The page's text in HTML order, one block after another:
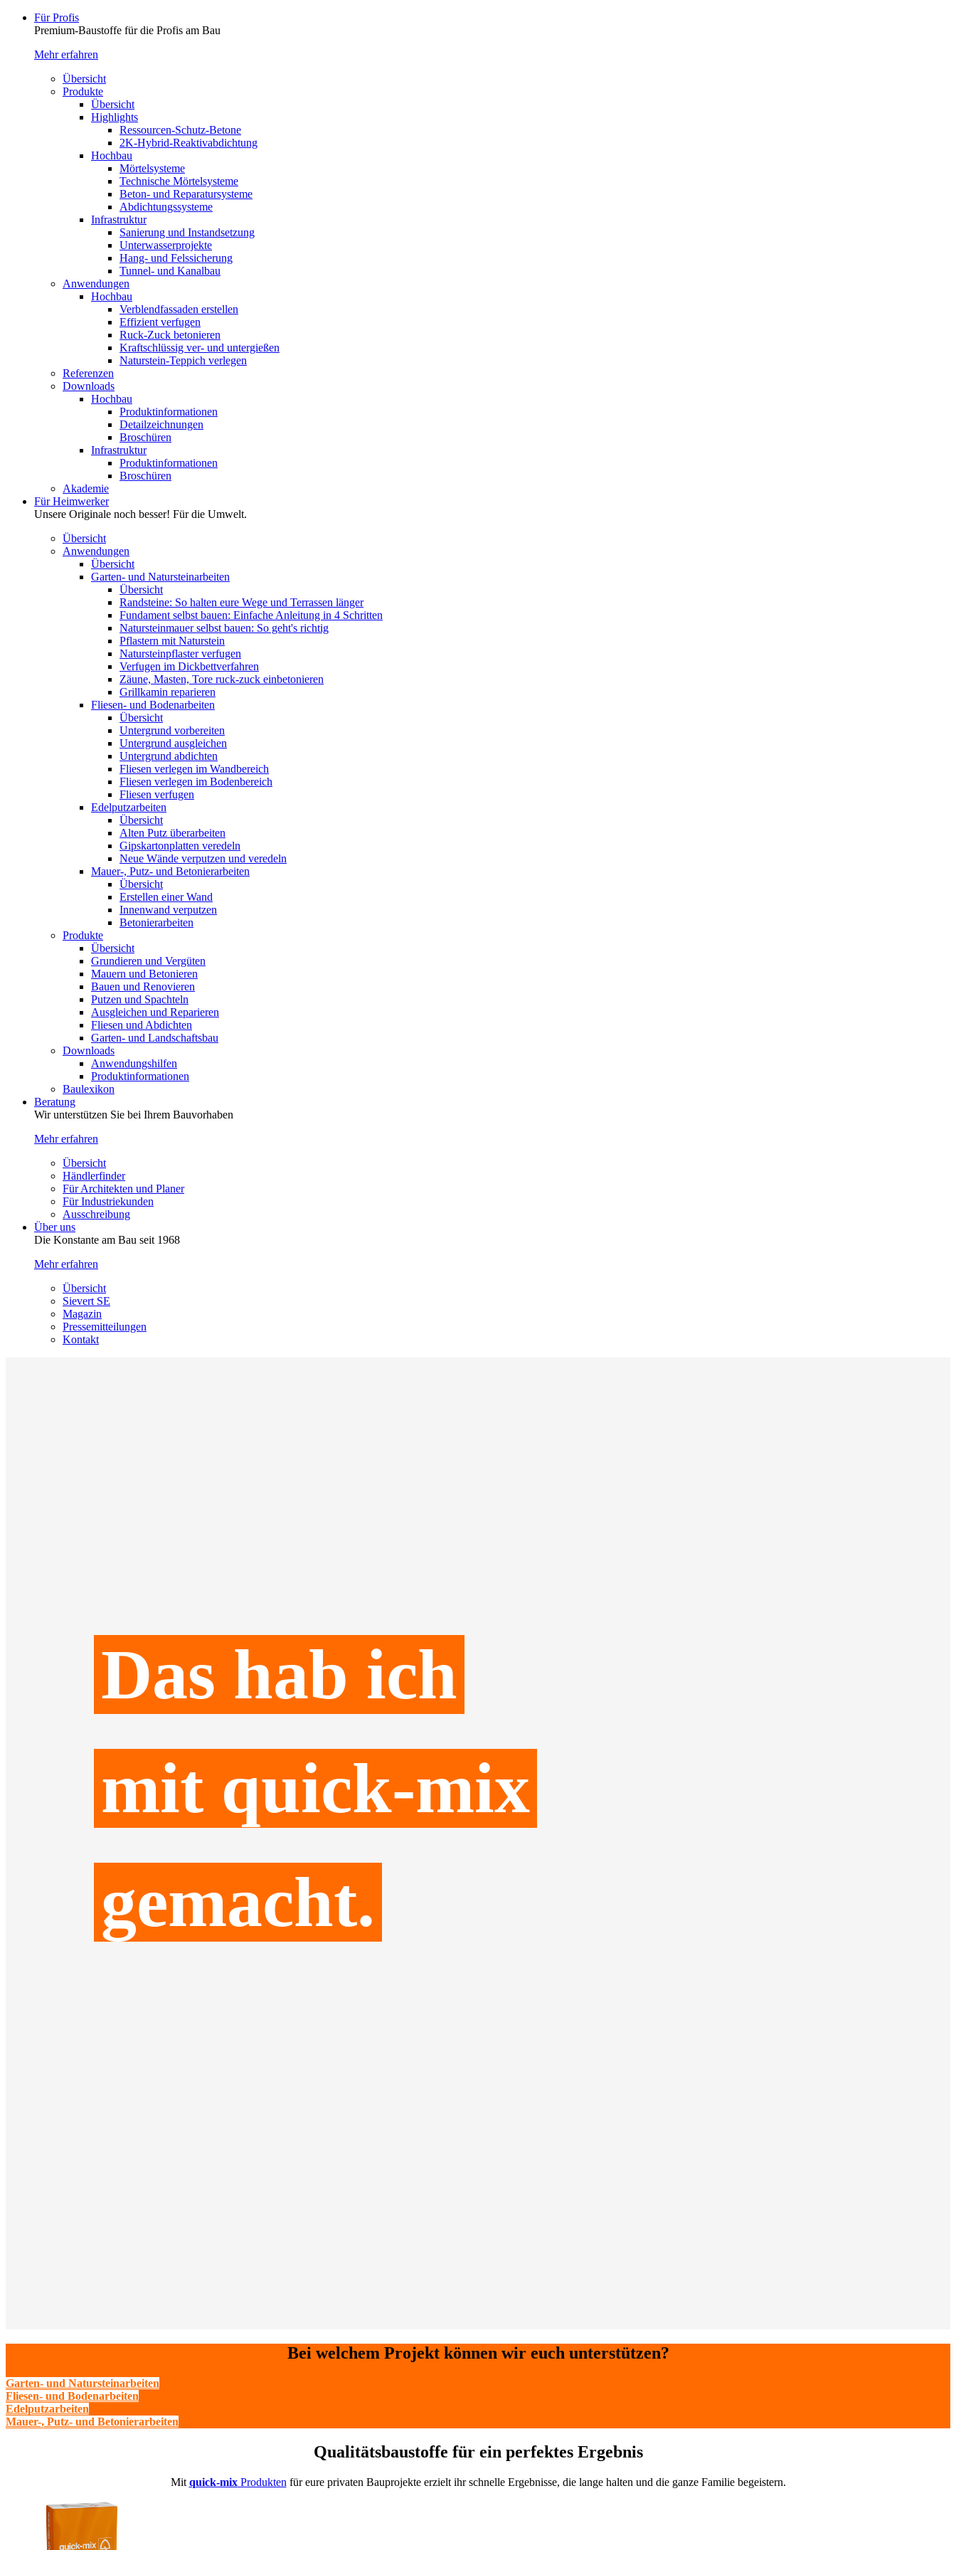
Für Profis
Premium-Baustoffe für die Profis am Bau
Mehr erfahren
Übersicht
Produkte
Übersicht
Highlights
Ressourcen-Schutz-Betone
2K-Hybrid-Reaktivab­dichtung
Hochbau
Mörtelsysteme
Technische Mörtelsysteme
Beton- und Reparatursysteme
Abdichtungssysteme
Infrastruktur
Sanierung und Instandsetzung
Unterwasserprojekte
Hang- und Felssicherung
Tunnel- und Kanalbau
Anwendungen
Hochbau
Verblendfassaden erstellen
Effizient verfugen
Ruck-Zuck betonieren
Kraftschlüssig ver- und untergießen
Naturstein-Teppich verlegen
Referenzen
Downloads
Hochbau
Produktinformationen
Detailzeichnungen
Broschüren
Infrastruktur
Produktinformationen
Broschüren
Akademie
Für Heimwerker
Unsere Originale noch besser! Für die Umwelt.
Übersicht
Anwendungen
Übersicht
Garten- und Natursteinarbeiten
Übersicht
Randsteine: So halten eure Wege und Terrassen länger
Fundament selbst bauen: Einfache Anleitung in 4 Schritten
Natursteinmauer selbst bauen: So geht's richtig
Pflastern mit Naturstein
Natursteinpflaster verfugen
Verfugen im Dickbettverfahren
Zäune, Masten, Tore ruck-zuck einbetonieren
Grillkamin reparieren
Fliesen- und Bodenarbeiten
Übersicht
Untergrund vorbereiten
Untergrund ausgleichen
Untergrund abdichten
Fliesen verlegen im Wandbereich
Fliesen verlegen im Bodenbereich
Fliesen verfugen
Edelputzarbeiten
Übersicht
Alten Putz überarbeiten
Gipskartonplatten veredeln
Neue Wände verputzen und veredeln
Mauer-, Putz- und Betonierarbeiten
Übersicht
Erstellen einer Wand
Innenwand verputzen
Betonierarbeiten
Produkte
Übersicht
Grundieren und Vergüten
Mauern und Betonieren
Bauen und Renovieren
Putzen und Spachteln
Ausgleichen und Reparieren
Fliesen und Abdichten
Garten- und Landschaftsbau
Downloads
Anwendungshilfen
Produktinformationen
Baulexikon
Beratung
Wir unterstützen Sie bei Ihrem Bauvorhaben
Mehr erfahren
Übersicht
Händlerfinder
Für Architekten und Planer
Für Industriekunden
Ausschreibung
Über uns
Die Konstante am Bau seit 1968
Mehr erfahren
Übersicht
Sievert SE
Magazin
Pressemitteilungen
Kontakt
Das hab ich
mit quick-mix
gemacht.
Bei welchem Projekt können wir euch unterstützen?
Garten- und Natursteinarbeiten
Fliesen- und Bodenarbeiten
Edelputzarbeiten
Mauer-, Putz- und Betonierarbeiten
Qualitätsbaustoffe für ein perfektes Ergebnis
Mit quick-mixProdukten für eure privaten Bauprojekte erzielt ihr schnelle Ergebnisse, die lange halten und die ganze Familie begeistern.